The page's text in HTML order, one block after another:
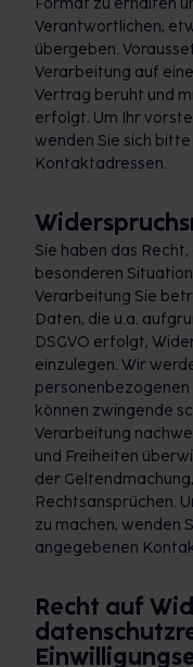
Verantwortlichen,
übergeben.
Verarbeitung auf
Vertrag beruht und
erfolgt. Um Ihr
wenden Sie sich
Kontaktadressen.
Sie haben das Recht,
besonderen
Verarbeitung Sie
Daten, die u.a.
DSGVO erfolgt,
einzulegen. Wir
personenbezogenen
können zwingende
Verarbeitung
und Freiheiten
der
Rechtsansprüchen.
zu machen, wenden
angegebenen
Recht auf